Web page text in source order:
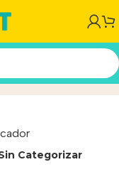
Categorizar